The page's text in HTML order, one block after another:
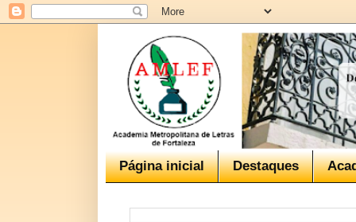
Página inicial Destaques